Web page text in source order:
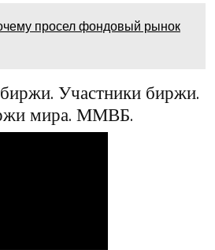
просел фондовый рынок
Участники биржи.
мира. ММВБ.